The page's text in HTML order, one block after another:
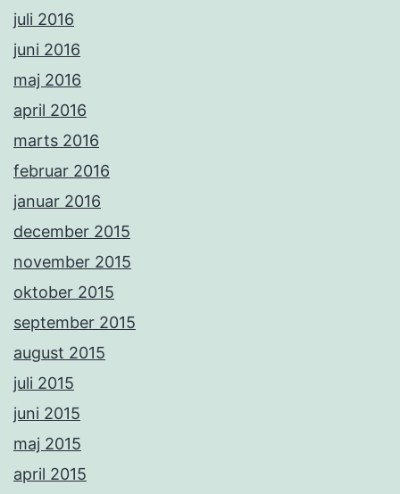
juli 2016
juni 2016
maj 2016
april 2016
marts 2016
februar 2016
januar 2016
december 2015
november 2015
oktober 2015
september 2015
august 2015
juli 2015
juni 2015
maj 2015
april 2015